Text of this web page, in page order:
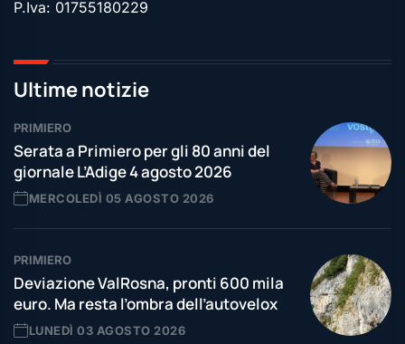
P.Iva: 01755180229
Ultime notizie
PRIMIERO
Serata a Primiero per gli 80 anni del
giornale L’Adige 4 agosto 2026
MERCOLEDÌ 05 AGOSTO 2026
PRIMIERO
Deviazione ValRosna, pronti 600 mila
euro. Ma resta l’ombra dell’autovelox
LUNEDÌ 03 AGOSTO 2026